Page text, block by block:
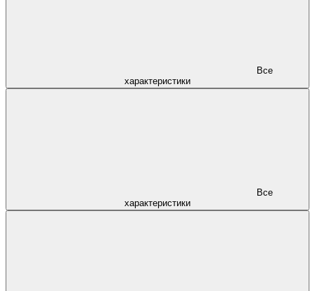
характеристики
характеристики